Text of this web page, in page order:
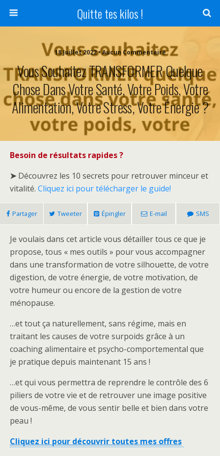
Quitte tes kilos !
18 Juillet 2022 • Aucun Commentaire
Vous Souhaitez TRANSFORMER Quelque
Chose Dans Votre Santé, Votre Poids, Votre
Alimentation, Votre Stress, Votre Énergie ?
Besoin de résultats rapides ?
➤Découvrez les 10 secrets pour retrouver minceur et
vitalité. Cliquez ici pour télécharger le guide!
Partager Tweeter Épingler E-mail SMS
Je voulais dans cet article vous détailler tous ce que je
propose, tous « mes outils » pour vous accompagner
dans une transformation de votre silhouette, de votre
digestion, de votre énergie, de votre motivation, de
votre humeur ou encore de la gestion de votre
ménopause.
…et tout ça naturellement, sans régime, mais en
traitant les causes de votre surpoids grâce à un
coaching alimentaire et psycho-comportemental que
je pratique depuis maintenant 15 ans !
…et qui vous permettra de reprendre le contrôle des 6
piliers de votre vie et de retrouver une image positive
de vous-même, de vous sentir belle et bien dans votre
peau !
Cliquez ici pour découvrir toutes mes offres